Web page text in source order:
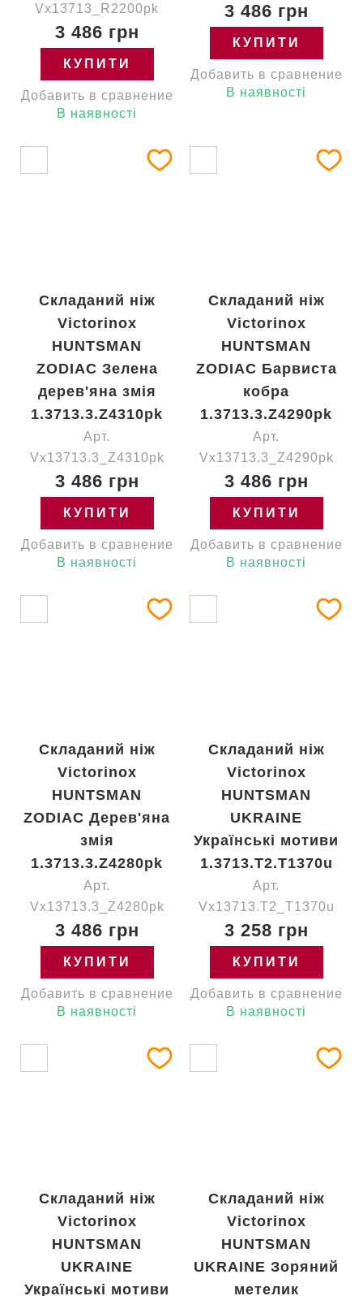
Vx13713_R2200pk
3 486 грн
КУПИТИ
Добавить в сравнение
В наявності
3 486 грн
КУПИТИ
Добавить в сравнение
В наявності
Складаний ніж
Victorinox
HUNTSMAN
ZODIAC Зелена
дерев'яна змія
1.3713.3.Z4310pk
Арт.
Vx13713.3_Z4310pk
3 486 грн
КУПИТИ
Добавить в сравнение
В наявності
Складаний ніж
Victorinox
HUNTSMAN
ZODIAC Барвиста
кобра
1.3713.3.Z4290pk
Арт.
Vx13713.3_Z4290pk
3 486 грн
КУПИТИ
Добавить в сравнение
В наявності
Складаний ніж
Victorinox
HUNTSMAN
ZODIAC Дерев'яна
змія
1.3713.3.Z4280pk
Арт.
Vx13713.3_Z4280pk
3 486 грн
КУПИТИ
Добавить в сравнение
В наявності
Складаний ніж
Victorinox
HUNTSMAN
UKRAINE
Українські мотиви
1.3713.T2.T1370u
Арт.
Vx13713.T2_T1370u
3 258 грн
КУПИТИ
Добавить в сравнение
В наявності
Складаний ніж
Victorinox
HUNTSMAN
UKRAINE
Українські мотиви
Складаний ніж
Victorinox
HUNTSMAN
UKRAINE Зоряний
метелик